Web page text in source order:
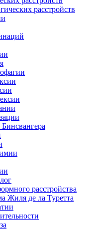
расстройств
расстройства
Жиля де ла Туретта